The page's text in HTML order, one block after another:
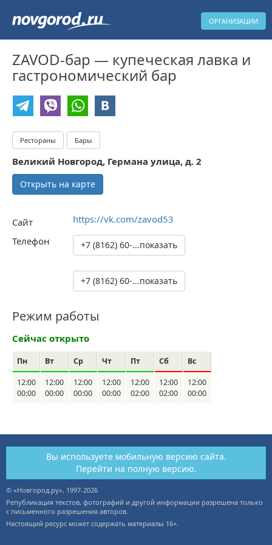
ОРГАНИЗАЦИИ
ZAVOD-бар — купеческая лавка и
гастрономический бар
Рестораны Бары
Великий Новгород, Германа улица, д. 2
Открыть на карте
Сайт
https://vk.com/zavod53
Телефон
+7 (8162) 60-...показать
+7 (8162) 60-...показать
Режим работы
Сейчас открыто
Пн Вт Ср Чт Пт Сб Вс
12:00
00:00
12:00
00:00
12:00
00:00
12:00
00:00
12:00
02:00
12:00
02:00
12:00
00:00
Вы используете мобильную версию сайта.
Перейти на полную версию.
© «Новгород.ру», 1997-2026
Републикация текстов, фотографий и другой информации разрешена только
с письменного разрешения авторов.
Настоящий ресурс может содержать материалы 16+.